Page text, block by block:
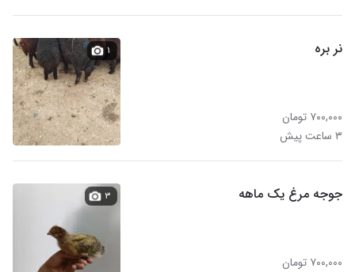
نر بره
۷۰۰,۰۰۰ تومان
۳ ساعت پیش
۱
جوجه مرغ یک ماهه
۷۰۰,۰۰۰ تومان
۳